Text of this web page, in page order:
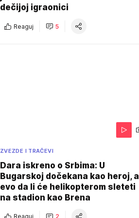
dečijoj igraonici
Reaguj 5
ZVEZDE I TRAČEVI
Dara iskreno o Srbima: U
Bugarskoj dočekana kao heroj, a
evo da li će helikopterom sleteti
na stadion kao Brena
Reaguj 2